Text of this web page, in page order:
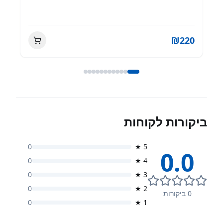
80
ביקורות לקוחות
0.0
0 ביקורות
5
★
0
4
★
0
3
★
0
2
★
0
1
★
0